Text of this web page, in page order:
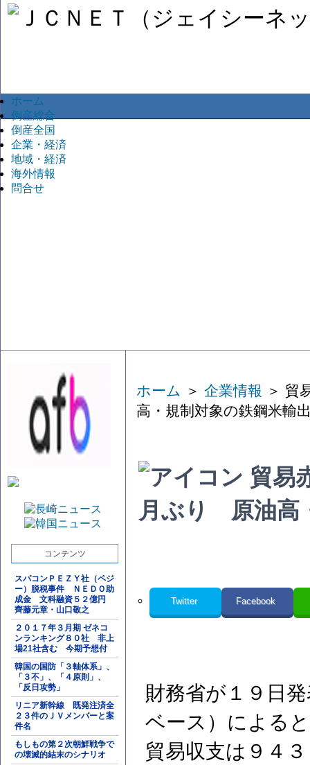
ホーム
倒産総合
倒産全国
企業・経済
地域・経済
海外情報
問合せ
コンテンツ
スパコンＰＥＺＹ社（ペジ
ー）脱税事件 ＮＥＤＯ助
成金 文科融資５２億円
齊藤元章・山口敬之
２０１７年３月期 ゼネコ
ンランキング８０社 非上
場21社含む 今期予想付
韓国の国防「３軸体系」、
「３不」、「４原則」、
「反日攻勢」
リニア新幹線 既発注済全
２３件のＪＶメンバーと案
件名
もしもの第２次朝鮮戦争で
の壊滅的結末のシナリオ
ホーム ＞ 企業情報 ＞ 貿
高・規制対象の鉄鋼米輸
貿易
月ぶり 原油高
Twitter Facebook
財務省が１９日
ベース）による
貿易収支は９４